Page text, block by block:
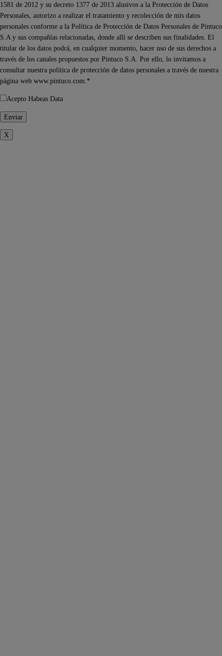
1581 de 2012 y su decreto 1377 de 2013 alusivos a la Protección de Datos
Personales, autorizo a realizar el tratamiento y recolección de mis datos
personales conforme a la Política de Protección de Datos Personales de Pintuco
S.A y sus compañías relacionadas, donde allí se describen sus finalidades. El
titular de los datos podrá, en cualquier momento, hacer uso de sus derechos a
través de los canales propuestos por Pintuco S.A. Por ello, lo invitamos a
consultar nuestra política de protección de datos personales a través de nuestra
página web www.pintuco.com.*
Acepto Habeas Data
X